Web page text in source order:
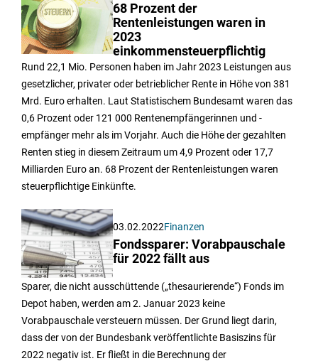
68 Prozent der
Rentenleistungen waren in
2023
einkommensteuerpflichtig
Rund 22,1 Mio. Personen haben im Jahr 2023 Leistungen aus
gesetzlicher, privater oder betrieblicher Rente in Höhe von 381
Mrd. Euro erhalten. Laut Statistischem Bundesamt waren das
0,6 Prozent oder 121 000 Rentenempfängerinnen und -
empfänger mehr als im Vorjahr. Auch die Höhe der gezahlten
Renten stieg in diesem Zeitraum um 4,9 Prozent oder 17,7
Milliarden Euro an. 68 Prozent der Rentenleistungen waren
steuerpflichtige Einkünfte.
03.02.2022Finanzen
Fondssparer: Vorabpauschale
für 2022 fällt aus
Sparer, die nicht ausschüttende („thesaurierende“) Fonds im
Depot haben, werden am 2. Januar 2023 keine
Vorabpauschale versteuern müssen. Der Grund liegt darin,
dass der von der Bundesbank veröffentlichte Basiszins für
2022 negativ ist. Er fließt in die Berechnung der